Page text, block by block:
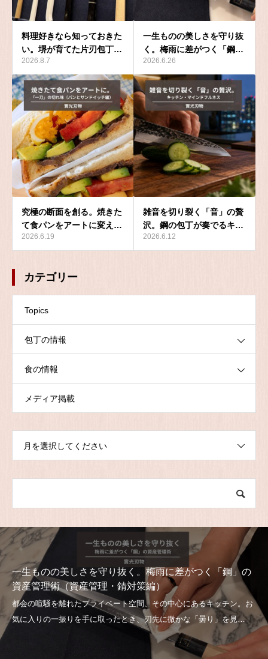
料理好きなら知っておきた
い。堺が育てた片刃包丁…
2026.8.7
一生ものの美しさを守り抜
く。梅雨に差がつく「鋼…
2026.6.26
究極の断面を創る。焼きた
て食パンをアートに変え…
2026.6.19
雑音を切り裂く「音」の贅
沢。鋼の包丁が奏でるキ…
2026.6.12
カテゴリー
Topics
包丁の情報
食の情報
メディア掲載
月を選択してください
一生ものの美しさを守り抜く。梅雨に差がつく「鋼」の
資産管理術（資産管理・錆対策編）